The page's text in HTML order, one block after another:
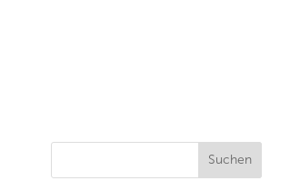
Suchen